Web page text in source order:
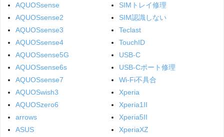
AQUOSsense
AQUOSsense2
AQUOSsense3
AQUOSsense4
AQUOSsense5G
AQUOSsense6s
AQUOSsense7
AQUOSwish3
AQUOSzero6
arrows
ASUS
SIMトレイ修理
SIM認識しない
Teclast
TouchID
USB-C
USB-Cポート修理
Wi-Fi不具合
Xperia
Xperia1II
Xperia5II
XperiaXZ